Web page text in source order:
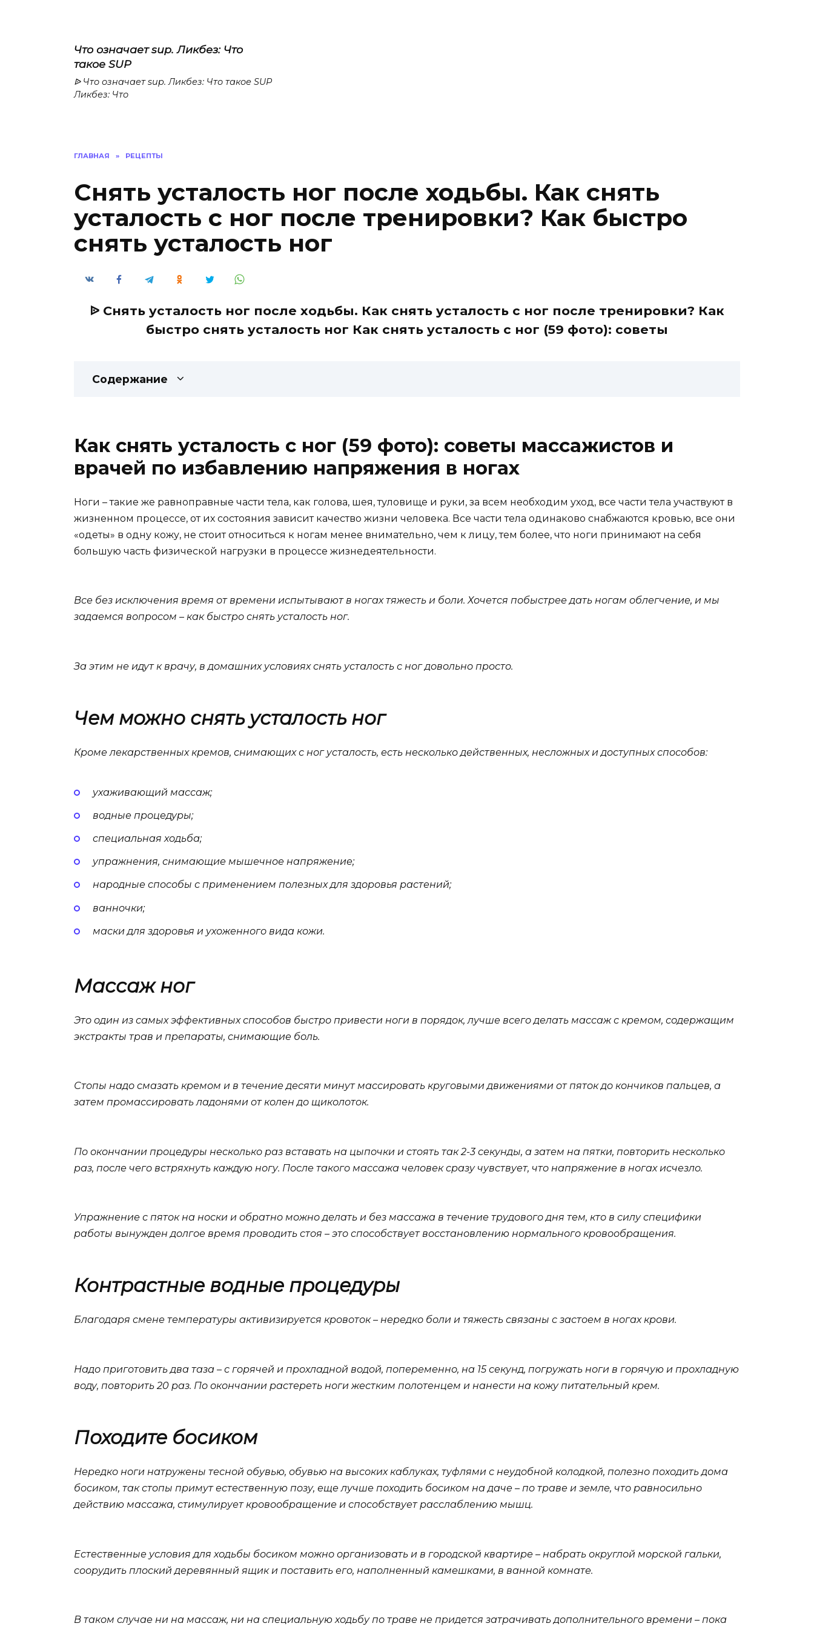
ГЛАВНАЯ » РЕЦЕПТЫ
Снять усталость ног после ходьбы. Как снять
усталость с ног после тренировки? Как быстро
снять усталость ног
ᐉ Снять усталость ног после ходьбы. Как снять усталость с ног после тренировки? Как
быстро снять усталость ног Как снять усталость с ног (59 фото): советы
Содержание
Как снять усталость с ног (59 фото): советы массажистов и
врачей по избавлению напряжения в ногах
Ноги – такие же равноправные части тела, как голова, шея, туловище и руки, за всем необходим уход, все части тела участвуют в
жизненном процессе, от их состояния зависит качество жизни человека. Все части тела одинаково снабжаются кровью, все они
«одеты» в одну кожу, не стоит относиться к ногам менее внимательно, чем к лицу, тем более, что ноги принимают на себя
большую часть физической нагрузки в процессе жизнедеятельности.
Все без исключения время от времени испытывают в ногах тяжесть и боли. Хочется побыстрее дать ногам облегчение, и мы
задаемся вопросом – как быстро снять усталость ног.
За этим не идут к врачу, в домашних условиях снять усталость с ног довольно просто.
Чем можно снять усталость ног
Кроме лекарственных кремов, снимающих с ног усталость, есть несколько действенных, несложных и доступных способов:
ухаживающий массаж;
водные процедуры;
специальная ходьба;
упражнения, снимающие мышечное напряжение;
народные способы с применением полезных для здоровья растений;
ванночки;
маски для здоровья и ухоженного вида кожи.
Массаж ног
Это один из самых эффективных способов быстро привести ноги в порядок, лучше всего делать массаж с кремом, содержащим
экстракты трав и препараты, снимающие боль.
Стопы надо смазать кремом и в течение десяти минут массировать круговыми движениями от пяток до кончиков пальцев, а
затем промассировать ладонями от колен до щиколоток.
По окончании процедуры несколько раз вставать на цыпочки и стоять так 2-3 секунды, а затем на пятки, повторить несколько
раз, после чего встряхнуть каждую ногу. После такого массажа человек сразу чувствует, что напряжение в ногах исчезло.
Упражнение с пяток на носки и обратно можно делать и без массажа в течение трудового дня тем, кто в силу специфики
работы вынужден долгое время проводить стоя – это способствует восстановлению нормального кровообращения.
Контрастные водные процедуры
Благодаря смене температуры активизируется кровоток – нередко боли и тяжесть связаны с застоем в ногах крови.
Надо приготовить два таза – с горячей и прохладной водой, попеременно, на 15 секунд, погружать ноги в горячую и прохладную
воду, повторить 20 раз. По окончании растереть ноги жестким полотенцем и нанести на кожу питательный крем.
Походите босиком
Нередко ноги натружены тесной обувью, обувью на высоких каблуках, туфлями с неудобной колодкой, полезно походить дома
босиком, так стопы примут естественную позу, еще лучше походить босиком на даче – по траве и земле, что равносильно
действию массажа, стимулирует кровообращение и способствует расслаблению мышц.
Естественные условия для ходьбы босиком можно организовать и в городской квартире – набрать округлой морской гальки,
соорудить плоский деревянный ящик и поставить его, наполненный камешками, в ванной комнате.
В таком случае ни на массаж, ни на специальную ходьбу по траве не придется затрачивать дополнительного времени – пока
Что означает sup. Ликбез: Что
такое SUP
ᐉ Что означает sup. Ликбез: Что такое SUP
Ликбез: Что